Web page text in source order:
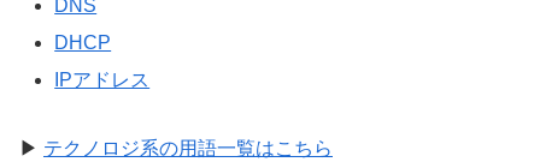
DNS
DHCP
IPアドレス
▶ テクノロジ系の用語一覧はこちら